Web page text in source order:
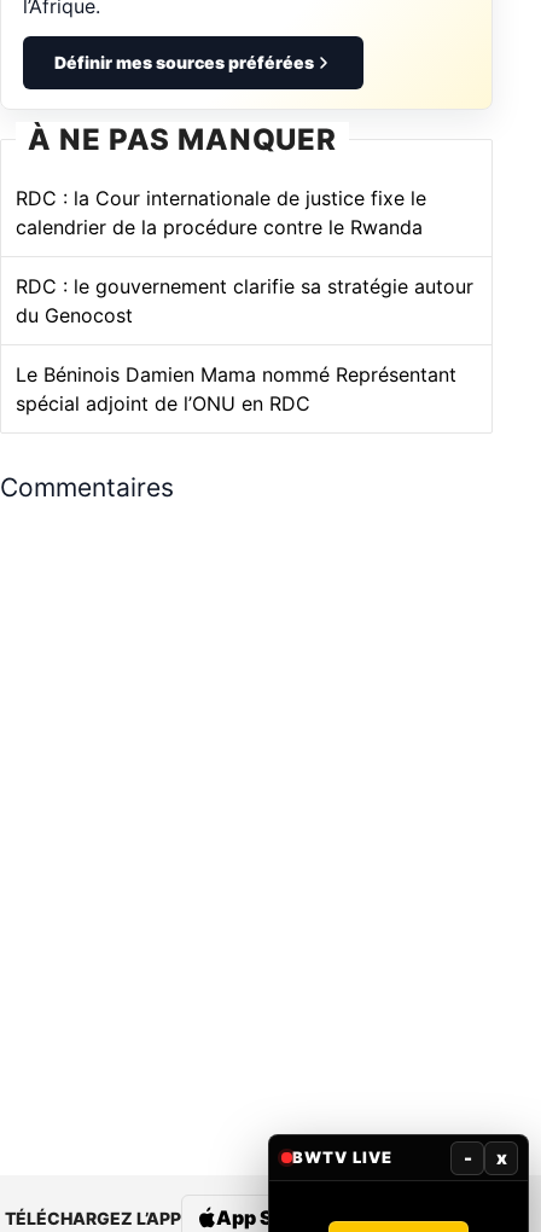
l’Afrique.
Définir mes sources préférées
À NE PAS MANQUER
RDC : la Cour internationale de justice fixe le
calendrier de la procédure contre le Rwanda
RDC : le gouvernement clarifie sa stratégie autour
du Genocost
Le Béninois Damien Mama nommé Représentant
spécial adjoint de l’ONU en RDC
Commentaires
TÉLÉCHARGEZ L’APP App Store Google Play
BWTV LIVE - x